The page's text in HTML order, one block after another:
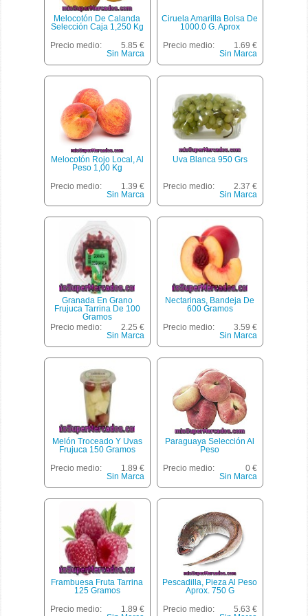
Melocotón De Calanda
Selección Caja 1,250 Kg
Precio medio:
5.85 €
Sin Marca
Ciruela Amarilla Bolsa De
1000.0 G. Aprox
Precio medio:
1.69 €
Sin Marca
Melocotón Rojo Local, Al
Peso 1,00 Kg
Precio medio:
1.39 €
Sin Marca
Uva Blanca 950 Grs
Precio medio:
2.37 €
Sin Marca
Granada En Grano
Frujuca Tarrina De 100
Gramos
Precio medio:
2.25 €
Sin Marca
Nectarinas, Bandeja De
600 Gramos
Precio medio:
3.59 €
Sin Marca
Melón Troceado Y Uvas
Frujuca 150 Gramos
Precio medio:
1.89 €
Sin Marca
Paraguaya Selección Al
Peso
Precio medio:
0 €
Sin Marca
Frambuesa Fruta Tarrina
125 Gramos
Precio medio:
1.89 €
Pescadilla, Pieza Al Peso
Aprox. 750 G
Precio medio:
5.63 €